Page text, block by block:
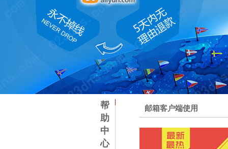
帮
助
中
心
邮箱客户端使用